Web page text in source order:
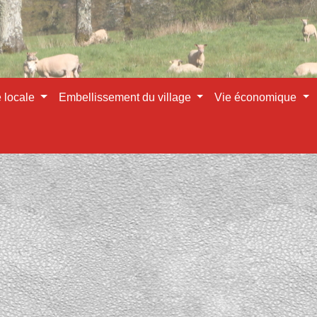
locale Embellissement du village Vie économique